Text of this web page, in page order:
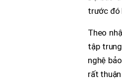
trước đó
Theo
tập
nghệ
rất